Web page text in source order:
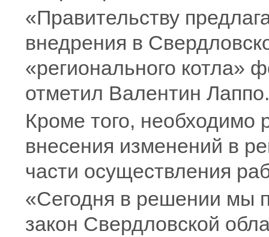
«Правительству
внедрения в
«регионального котла»
отметил Валентин Лаппо.
Кроме того, необходимо
внесения изменений в
части осуществления
«Сегодня в решении мы
закон Свердловской